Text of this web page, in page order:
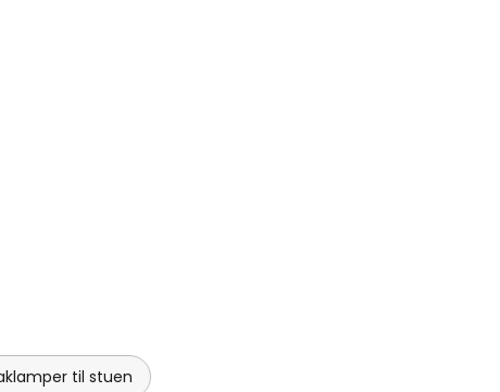
til stuen